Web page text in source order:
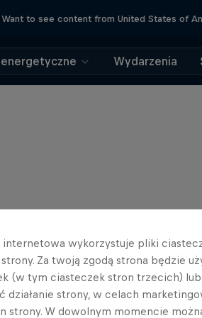
Want to see content from United States of
Wydarzenia
internetowa wykorzystuje pliki
strony. Za twoją zgodą strona będzie
(w tym ciasteczek stron trzecich)
działanie strony, w celach
strony. W dowolnym momencie